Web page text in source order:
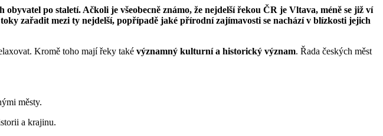
po staletí. Ačkoli je všeobecně známo, že nejdelší řekou ČR je Vltava, méně se již ví
zařadit mezi ty nejdelší, popřípadě jaké přírodní zajímavosti se nachází v blízkosti jejich
Kromě toho mají řeky také významný kulturní a historický význam. Řada českých měst
městy.
a krajinu.